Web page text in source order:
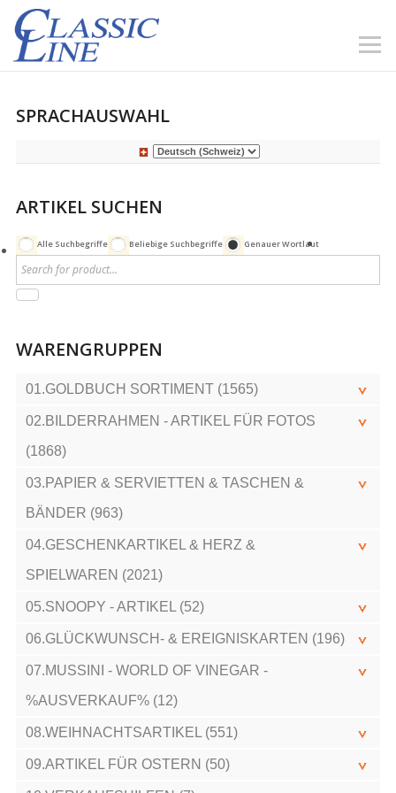
SPRACHAUSWAHL
ARTIKEL SUCHEN
Alle Suchbegriffe Beliebige Suchbegriffe Genauer Wortlaut
WARENGRUPPEN
01.GOLDBUCH SORTIMENT (1565)
02.BILDERRAHMEN - ARTIKEL FÜR FOTOS
(1868)
03.PAPIER & SERVIETTEN & TASCHEN &
BÄNDER (963)
04.GESCHENKARTIKEL & HERZ &
SPIELWAREN (2021)
05.SNOOPY - ARTIKEL (52)
06.GLÜCKWUNSCH- & EREIGNISKARTEN (196)
07.MUSSINI - WORLD OF VINEGAR -
%AUSVERKAUF% (12)
08.WEIHNACHTSARTIKEL (551)
09.ARTIKEL FÜR OSTERN (50)